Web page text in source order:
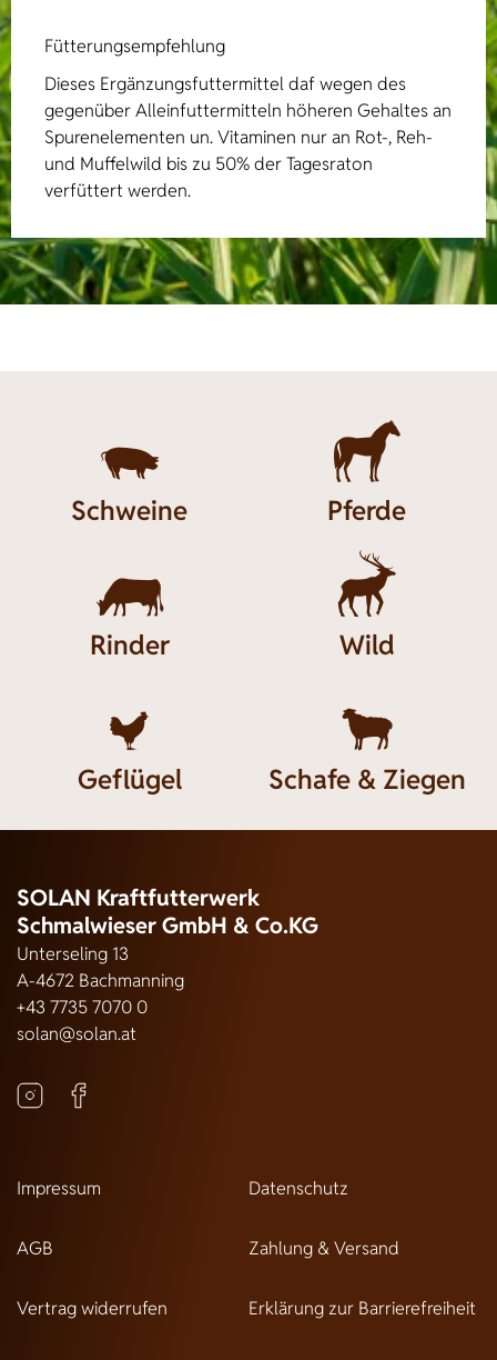
Fütterungsempfehlung
Dieses Ergänzungsfuttermittel daf wegen des
gegenüber Alleinfuttermitteln höheren Gehaltes an
Spurenelementen un. Vitaminen nur an Rot-, Reh-
und Muffelwild bis zu 50% der Tagesraton
verfüttert werden.

Schweine

Pferde

Rinder

Wild

Geflügel

Schafe & Ziegen
SOLAN Kraftfutterwerk
Schmalwieser GmbH & Co.KG
Unterseling 13
A-4672 Bachmanning
+43 7735 7070 0
solan@solan.at
Impressum Datenschutz
AGB Zahlung & Versand
Vertrag widerrufen Erklärung zur Barrierefreiheit